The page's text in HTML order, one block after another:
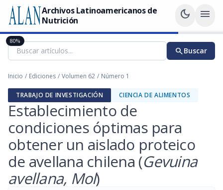
Archivos Latinoamericanos de
Nutrición
dark_mode menu
searchBuscar
Inicio / Ediciones / Volumen 62 / Número 1
TRABAJO DE INVESTIGACIÓN CIENCIA DE ALIMENTOS
Establecimiento de
condiciones óptimas para
obtener un aislado proteico
de avellana chilena (Gevuina
avellana, Mol)
80%